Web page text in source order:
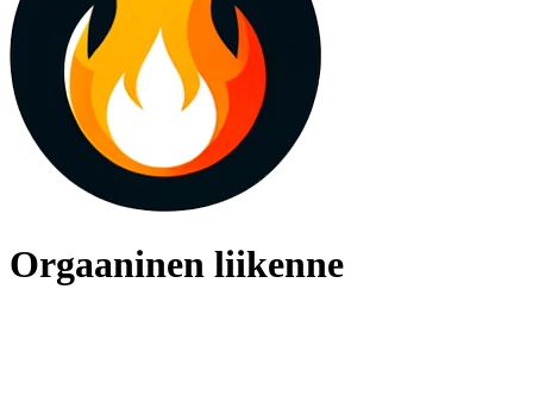
Orgaaninen liikenne